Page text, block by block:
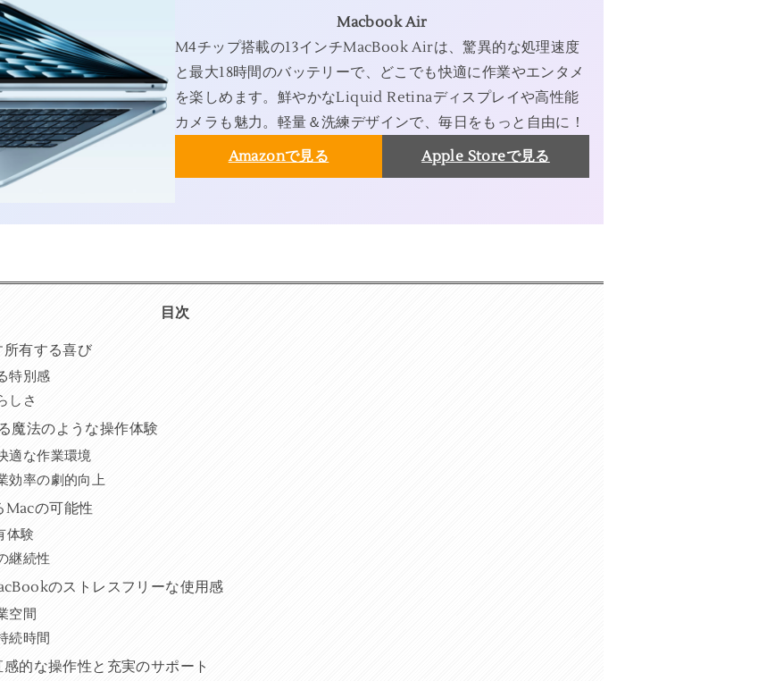
Macbook Air
M4チップ搭載の13インチMacBook Airは、驚異的な処理速度
と最大18時間のバッテリーで、どこでも快適に作業やエンタメ
を楽しめます。鮮やかなLiquid Retinaディスプレイや高性能
カメラも魅力。軽量＆洗練デザインで、毎日をもっと自由に！
Amazonで見る
Apple Storeで見る
目次
有する喜び
特別感
しさ
魔法のような操作体験
適な作業環境
効率の劇的向上
の可能性
体験
継続性
のストレスフリーな使用感
空間
続時間
的な操作性と充実のサポート